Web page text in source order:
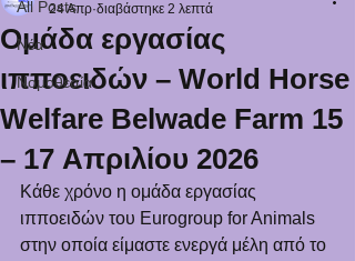
All Posts
Νέα
Νομοθεσία
Ομάδα εργασίας
ιπποειδών – World Horse
Welfare Belwade Farm 15
– 17 Απριλίου 2026
24 Απρ διαβάστηκε 2 λεπτά
Κάθε χρόνο η ομάδα εργασίας
ιπποειδών του Eurogroup for Animals
στην οποία είμαστε ενεργά μέλη από το